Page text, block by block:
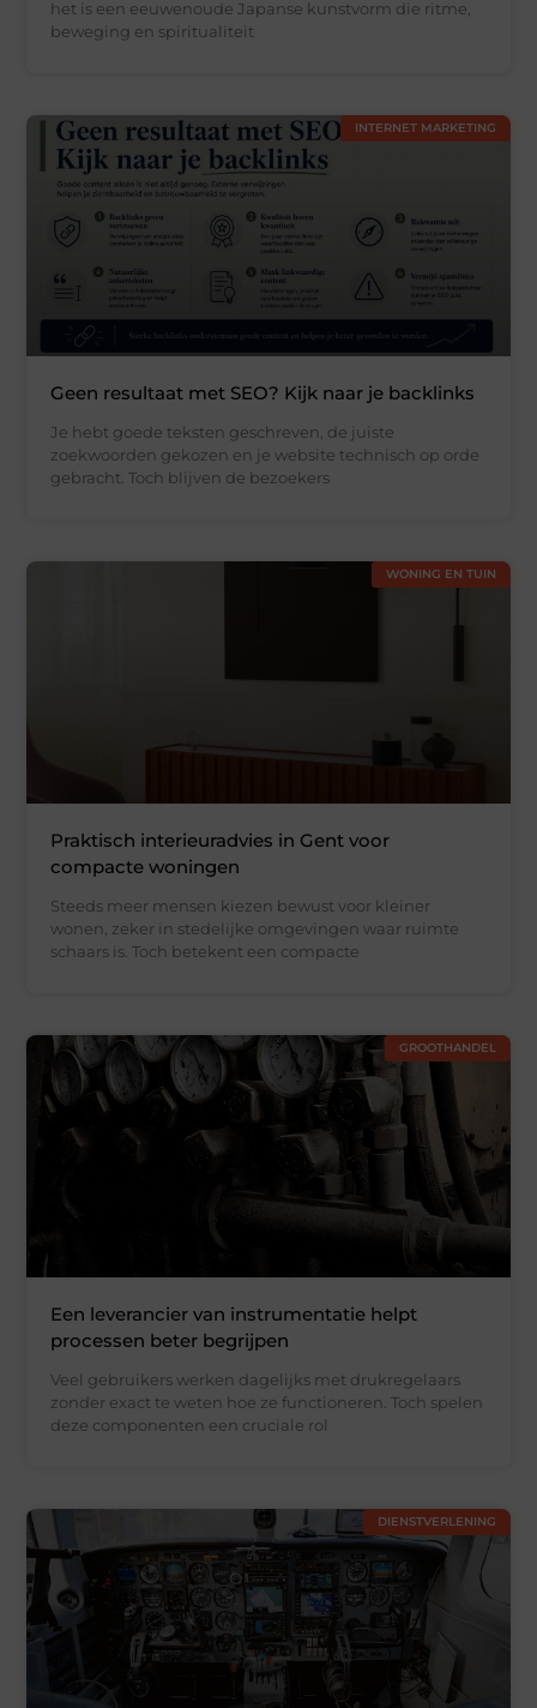
het is een eeuwenoude Japanse kunstvorm die ritme,
beweging en spiritualiteit
INTERNET MARKETING
Geen resultaat met SEO? Kijk naar je backlinks
Je hebt goede teksten geschreven, de juiste
zoekwoorden gekozen en je website technisch op orde
gebracht. Toch blijven de bezoekers
WONING EN TUIN
Praktisch interieuradvies in Gent voor
compacte woningen
Steeds meer mensen kiezen bewust voor kleiner
wonen, zeker in stedelijke omgevingen waar ruimte
schaars is. Toch betekent een compacte
GROOTHANDEL
Een leverancier van instrumentatie helpt
processen beter begrijpen
Veel gebruikers werken dagelijks met drukregelaars
zonder exact te weten hoe ze functioneren. Toch spelen
deze componenten een cruciale rol
DIENSTVERLENING